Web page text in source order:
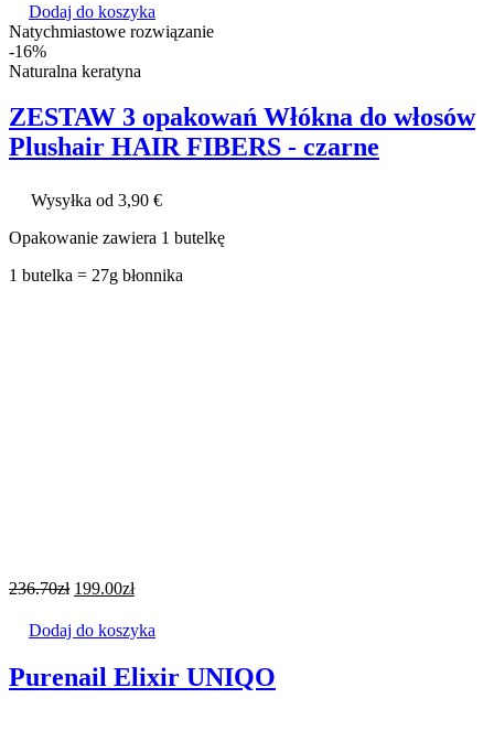
Dodaj do koszyka
Natychmiastowe rozwiązanie
-16%
Naturalna keratyna
ZESTAW 3 opakowań Włókna do włosów
Plushair HAIR FIBERS - czarne
Wysyłka od 3,90 €
Opakowanie zawiera 1 butelkę
1 butelka = 27g błonnika
236.70zł 199.00zł
Dodaj do koszyka
Purenail Elixir UNIQO